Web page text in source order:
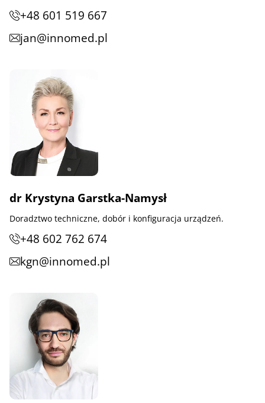
+48 601 519 667
jan@innomed.pl
dr Krystyna Garstka-Namysł
Doradztwo techniczne, dobór i konfiguracja urządzeń.
+48 602 762 674
kgn@innomed.pl